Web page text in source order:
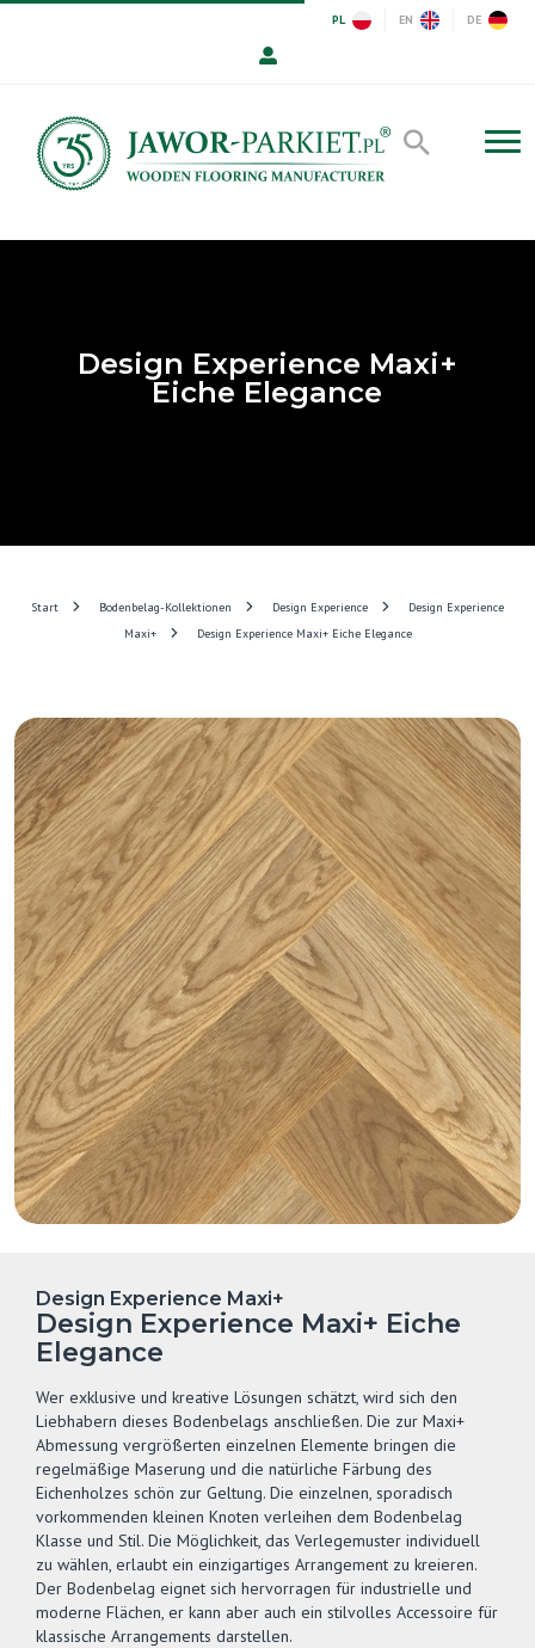
PL EN DE
Design Experience Maxi+
Eiche Elegance
Start Bodenbelag-Kollektionen Design Experience
Design Experience
Maxi+
Design Experience Maxi+ Eiche Elegance
Design Experience Maxi+
Design Experience Maxi+ Eiche
Elegance
Wer exklusive und kreative Lösungen schätzt, wird sich den
Liebhabern dieses Bodenbelags anschließen. Die zur Maxi+
Abmessung vergrößerten einzelnen Elemente bringen die
regelmäßige Maserung und die natürliche Färbung des
Eichenholzes schön zur Geltung. Die einzelnen, sporadisch
vorkommenden kleinen Knoten verleihen dem Bodenbelag
Klasse und Stil. Die Möglichkeit, das Verlegemuster individuell
zu wählen, erlaubt ein einzigartiges Arrangement zu kreieren.
Der Bodenbelag eignet sich hervorragen für industrielle und
moderne Flächen, er kann aber auch ein stilvolles Accessoire für
klassische Arrangements darstellen.